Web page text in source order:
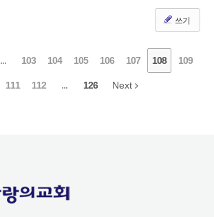
쓰기
... 103 104 105 106 107 108 109
111 112 ... 126 Next